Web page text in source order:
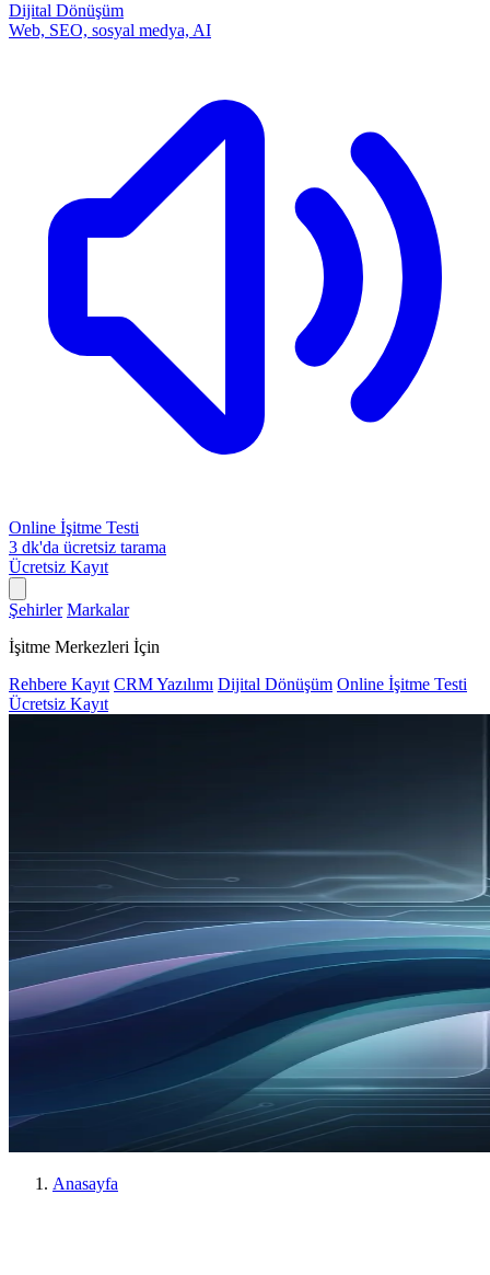
Dijital Dönüşüm
Web, SEO, sosyal medya, AI
Online İşitme Testi
3 dk'da ücretsiz tarama
Ücretsiz Kayıt
Şehirler Markalar
İşitme Merkezleri İçin
Rehbere Kayıt CRM Yazılımı Dijital Dönüşüm Online İşitme Testi
Ücretsiz Kayıt
Anasayfa